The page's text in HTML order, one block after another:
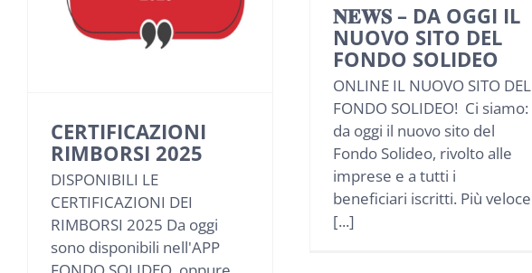
CERTIFICAZIONI
RIMBORSI 2025
DISPONIBILI LE
CERTIFICAZIONI DEI
RIMBORSI 2025 Da oggi
sono disponibili nell'APP
𝐍𝐄𝐖𝐒 – DA OGGI IL
NUOVO SITO DEL
FONDO SOLIDEO
ONLINE IL NUOVO SITO DEL
FONDO SOLIDEO! Ci siamo:
da oggi il nuovo sito del
Fondo Solideo, rivolto alle
imprese e a tutti i
beneficiari iscritti. Più veloce
[...]